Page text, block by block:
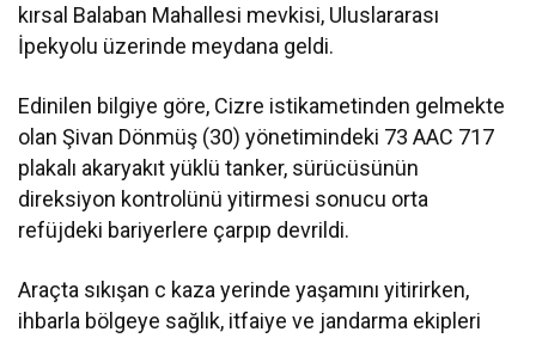
kırsal Balaban Mahallesi mevkisi, Uluslararası
İpekyolu üzerinde meydana geldi.
Edinilen bilgiye göre, Cizre istikametinden gelmekte
olan Şivan Dönmüş (30) yönetimindeki 73 AAC 717
plakalı akaryakıt yüklü tanker, sürücüsünün
direksiyon kontrolünü yitirmesi sonucu orta
refüjdeki bariyerlere çarpıp devrildi.
Araçta sıkışan c kaza yerinde yaşamını yitirirken,
ihbarla bölgeye sağlık, itfaiye ve jandarma ekipleri